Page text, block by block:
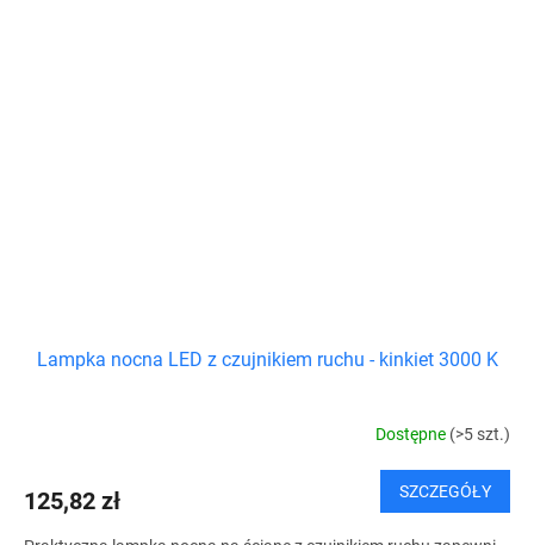
Lampka nocna LED z czujnikiem ruchu - kinkiet 3000 K
Dostępne (>5 szt.)
125,82 zł SZCZEGÓŁY